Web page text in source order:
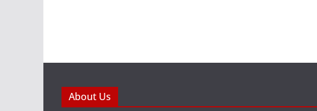
About Us